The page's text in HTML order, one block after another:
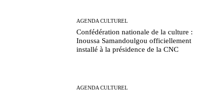
AGENDA CULTUREL
Confédération nationale de la culture :
Inoussa Samandoulgou officiellement
installé à la présidence de la CNC
AGENDA CULTUREL